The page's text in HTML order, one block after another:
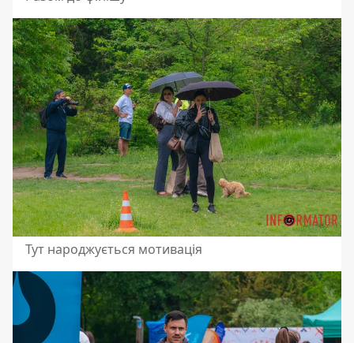
Тут народжується мотивація